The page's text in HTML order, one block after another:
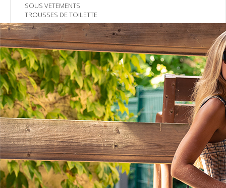
SOUS VETEMENTS
TROUSSES DE TOILETTE